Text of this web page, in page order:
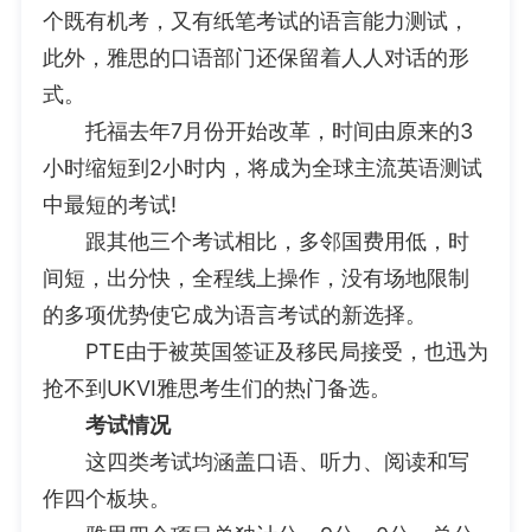
个既有机考，又有纸笔考试的语言能力测试，
此外，雅思的口语部门还保留着人人对话的形
式。
托福去年7月份开始改革，时间由原来的3
小时缩短到2小时内，将成为全球主流英语测试
中最短的考试!
跟其他三个考试相比，多邻国费用低，时
间短，出分快，全程线上操作，没有场地限制
的多项优势使它成为语言考试的新选择。
PTE由于被英国签证及移民局接受，也迅为
抢不到UKVI雅思考生们的热门备选。
考试情况
这四类考试均涵盖口语、听力、阅读和写
作四个板块。